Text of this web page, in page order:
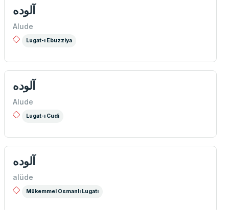
آلوده
Alude
Lugat-ı Ebuzziya
آلوده
Alude
Lugat-ı Cudi
آلوده
alüde
Mükemmel Osmanlı Lugatı